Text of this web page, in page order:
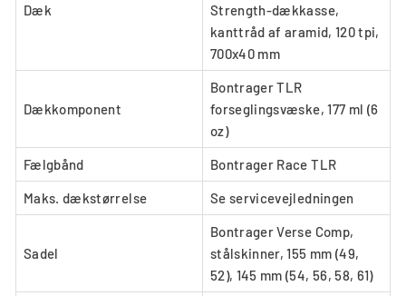
Dæk
Strength-dækkasse,
kanttråd af aramid, 120 tpi,
700x40 mm
Dækkomponent
Bontrager TLR
forseglingsvæske, 177 ml (6
oz)
Fælgbånd Bontrager Race TLR
Maks. dækstørrelse Se servicevejledningen
Sadel
Bontrager Verse Comp,
stålskinner, 155 mm (49,
52), 145 mm (54, 56, 58, 61)